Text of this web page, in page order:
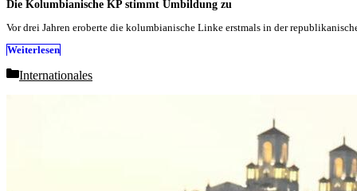
Die Kolumbianische KP stimmt Umbildung zu
Vor drei Jahren eroberte die kolumbianische Linke erstmals in der
Weiterlesen
Categories
Internationales